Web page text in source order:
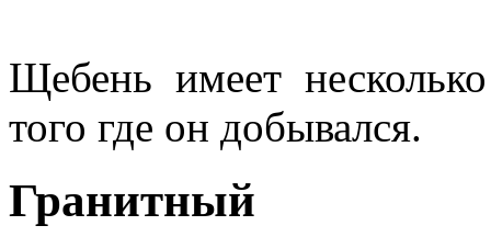
Щебень имеет
того где он добывался.
Гранитный